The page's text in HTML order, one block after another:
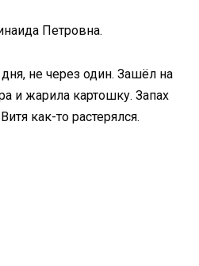
Петровна.
не через один. Зашёл на
и жарила картошку. Запах
как-то растерялся.